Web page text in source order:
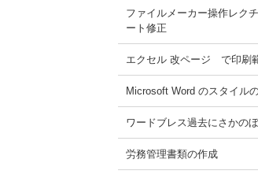
ファイルメーカー操作レク
ート修正
エクセル 改ページ で印刷
Microsoft Word のスタイル
ワードブレス過去にさかの
労務管理書類の作成